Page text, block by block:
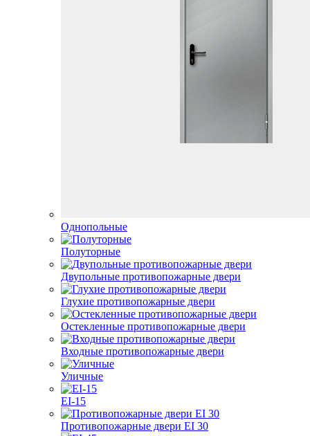
Однопольные
Полуторные
Двупольные противопожарные двери
Глухие противопожарные двери
Остекленные противопожарные двери
Входные противопожарные двери
Уличные
EI-15
Противопожарные двери EI 30